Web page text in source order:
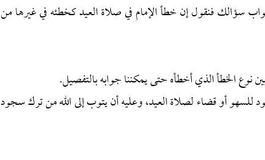
سؤالك فنقول إن خطأ الإمام في صلاة العيد كخطئه في غيرها من
نوع الخطأ الذي أخطأه حتى يمكننا جوابه بالتفصيل.
للسهو أو قضاء لصلاة العيد، وعليه أن يتوب إلى الله من ترك سجود